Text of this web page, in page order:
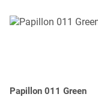
Papillon 011 Green